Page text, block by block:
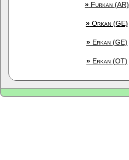
»Furkan (AR)
»Orkan (GE)
»Erkan (GE)
»Erkan (OT)